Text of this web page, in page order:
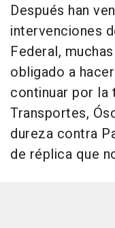
Después han
intervenciones
Federal,
obligado a
continuar por la
Transportes,
dureza contra
de réplica que